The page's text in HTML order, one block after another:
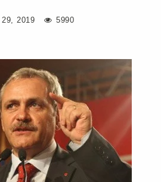
2019 5990